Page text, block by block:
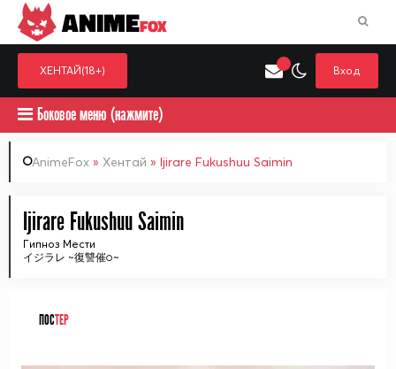
Выберите одну категорию для поиска
ANIMEFOX
ХЕНТАЙ(18+) Вход
Боковое меню (нажмите)
AnimeFox » Хентай » Ijirare Fukushuu Saimin
Ijirare Fukushuu Saimin
Гипноз Мести
イジラレ ~復讐催○~
ПОСТЕР